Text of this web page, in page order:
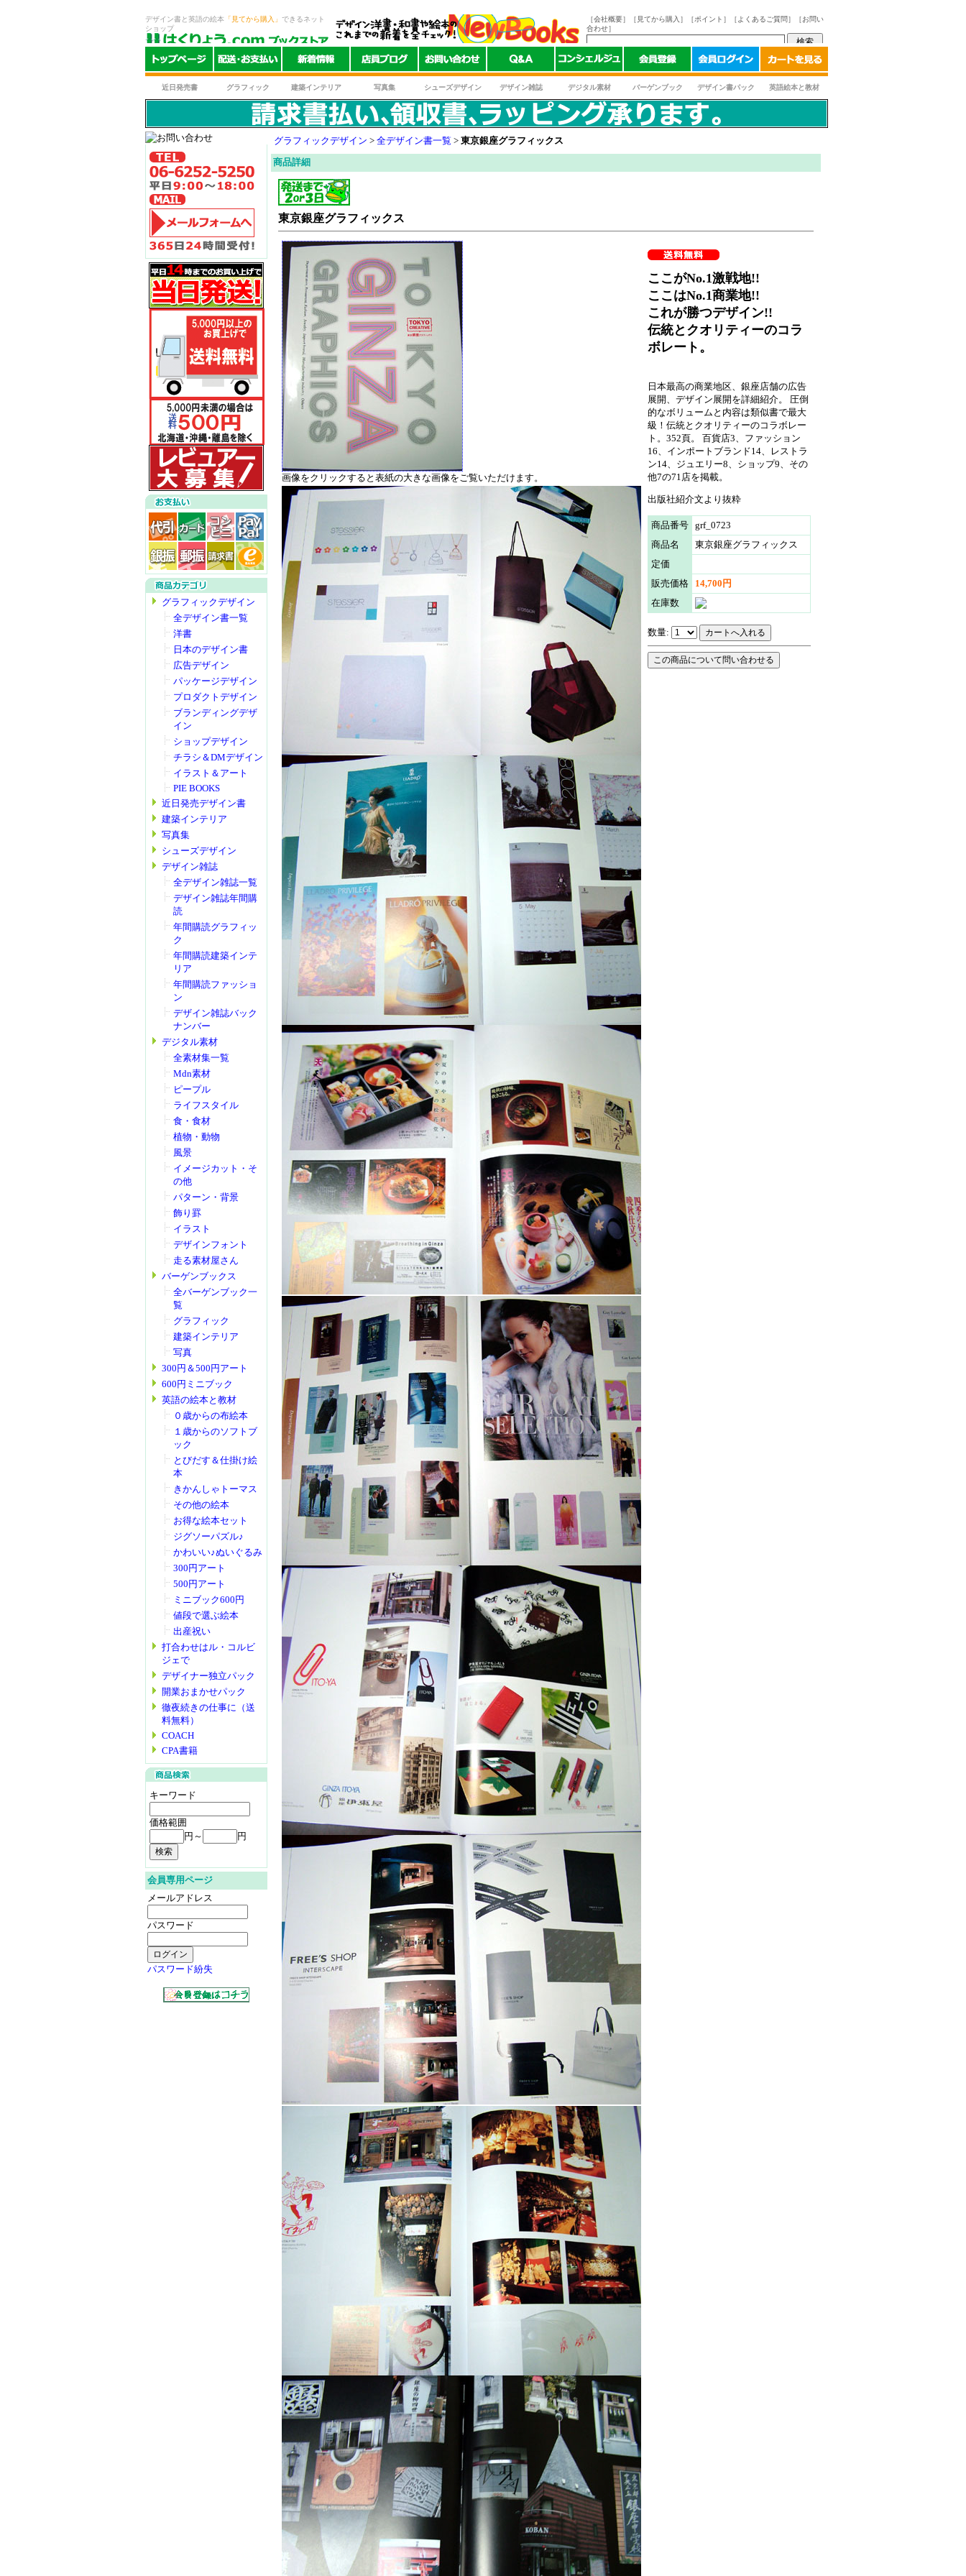
デザイン書と英語の絵本 「見てから購入」 できるネット
ショップ
［会社概要］ ［見てから購入］ ［ポイント］ ［よくあるご質問］
［お問い
合わせ］
近日発売書 グラフィック 建築インテリア 写真集 シューズデザイン デザイン雑誌 デジタル素材 バーゲンブック デザイン書パック 英語絵本と教材
グラフィックデザイン
全デザイン書一覧
洋書
日本のデザイン書
広告デザイン
パッケージデザイン
プロダクトデザイン
ブランディングデザ
イン
ショップデザイン
チラシ＆DMデザイン
イラスト＆アート
PIE BOOKS
近日発売デザイン書
建築インテリア
写真集
シューズデザイン
デザイン雑誌
全デザイン雑誌一覧
デザイン雑誌年間購
読
年間購読グラフィッ
ク
年間購読建築インテ
リア
年間購読ファッショ
ン
デザイン雑誌バック
ナンバー
デジタル素材
全素材集一覧
Mdn素材
ピープル
ライフスタイル
食・食材
植物・動物
風景
イメージカット・そ
の他
パターン・背景
飾り罫
イラスト
デザインフォント
走る素材屋さん
バーゲンブックス
全バーゲンブック一
覧
グラフィック
建築インテリア
写真
300円＆500円アート
600円ミニブック
英語の絵本と教材
０歳からの布絵本
１歳からのソフトブ
ック
とびだす＆仕掛け絵
本
きかんしゃトーマス
その他の絵本
お得な絵本セット
ジグソーパズル♪
かわいい♪ぬいぐるみ
300円アート
500円アート
ミニブック600円
値段で選ぶ絵本
出産祝い
打合わせはル・コルビ
ジェで
デザイナー独立パック
開業おまかせパック
徹夜続きの仕事に（送
料無料）
COACH
CPA書籍
キーワード
価格範囲
円～
円
会員専用ページ
メールアドレス
パスワード
パスワード紛失
グラフィックデザイン > 全デザイン書一覧 > 東京銀座グラフィックス
商品詳細
東京銀座グラフィックス
画像をクリックすると表紙の大きな画像をご覧いただけます。
ここがNo.1激戦地!!
ここはNo.1商業地!!
これが勝つデザイン!!
伝統とクオリティーのコラ
ボレート。
日本最高の商業地区、銀座店舗の広告
展開、デザイン展開を詳細紹介。 圧倒
的なボリュームと内容は類似書で最大
級！伝統とクオリティーのコラボレー
ト。352頁。 百貨店3、ファッション
16、インポートブランド14、レストラ
ン14、ジュエリー8、ショップ9、その
他7の71店を掲載。
出版社紹介文より抜粋
商品番号 grf_0723
商品名
東京銀座グラフィックス
定価
販売価格
14,700円
在庫数
数量: